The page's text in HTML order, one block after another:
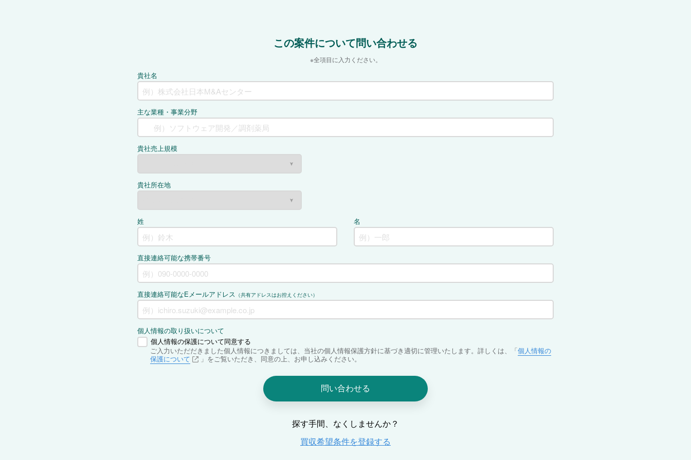
この案件について問い合わせる
※全項目に入力ください。
貴社名
主な業種・事業分野
貴社売上規模
貴社所在地
姓 名
直接連絡可能な携帯番号
直接連絡可能なEメールアドレス （共有アドレスはお控えください）
個人情報の取り扱いについて
個人情報の保護について同意する
ご入力いただだきました個人情報につきましては、当社の個人情報保護方針に基づき適切に管理いたします。詳しくは、「個人情報の
保護について
」をご覧いただき、同意の上、お申し込みください。
問い合わせる
探す手間、なくしませんか？
買収希望条件を登録する